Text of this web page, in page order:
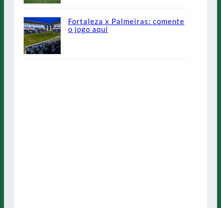
Fortaleza x Palmeiras: comente
o jogo aqui